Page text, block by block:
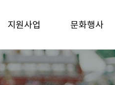
지원사업 문화행사